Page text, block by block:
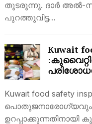
തുടരുന്നു. ദാർ അൽ-
പുറത്തുവിട്ട…
Kuwait
Kuwait food safety